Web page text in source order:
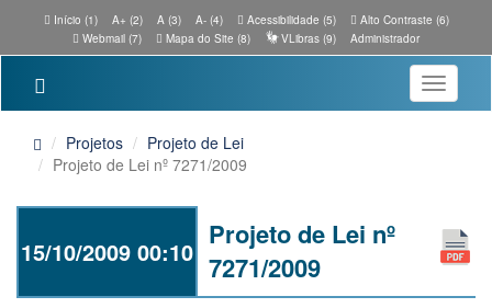
Início (1) A+ (2) A (3) A- (4) Acessibilidade (5)
Alto Contraste (6)
Webmail (7)
Mapa do Site (8) VLibras (9) Administrador
Toggle
Projetos
Projeto de Lei
Projeto de Lei nº 7271/2009
15/10/2009 00:10
Projeto de Lei nº
7271/2009